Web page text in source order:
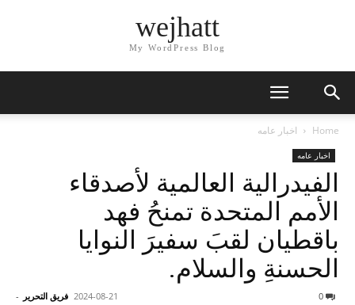
wejhatt
My WordPress Blog
Home اخبار عامه
اخبار عامه
الفيدرالية العالمية لأصدقاء
الأمم المتحدة تمنحُ فهد
باقطيان لقبَ سفيرَ النوايا
الحسنةِ والسلام.
فريق التحرير - 2024-08-21